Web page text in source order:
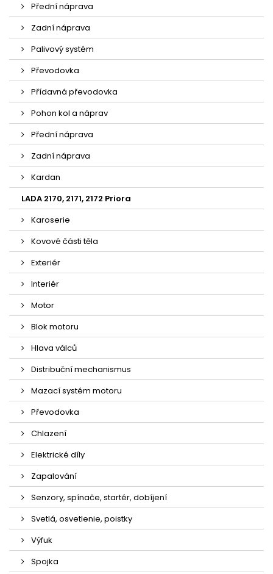
Přední náprava
Zadní náprava
Palivový systém
Převodovka
Přídavná převodovka
Pohon kol a náprav
Přední náprava
Zadní náprava
Kardan
LADA 2170, 2171, 2172 Priora
Karoserie
Kovové části těla
Exteriér
Interiér
Motor
Blok motoru
Hlava válců
Distribuční mechanismus
Mazací systém motoru
Převodovka
Chlazení
Elektrické díly
Zapalování
Senzory, spínače, startér, dobíjení
Svetlá, osvetlenie, poistky
Výfuk
Spojka